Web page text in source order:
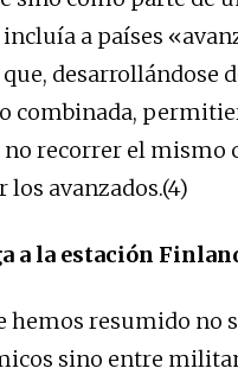
incluía a países
desarrollándose
combinada,
no recorrer el mismo
avanzados.(4)
a la estación
hemos resumido no
sino entre